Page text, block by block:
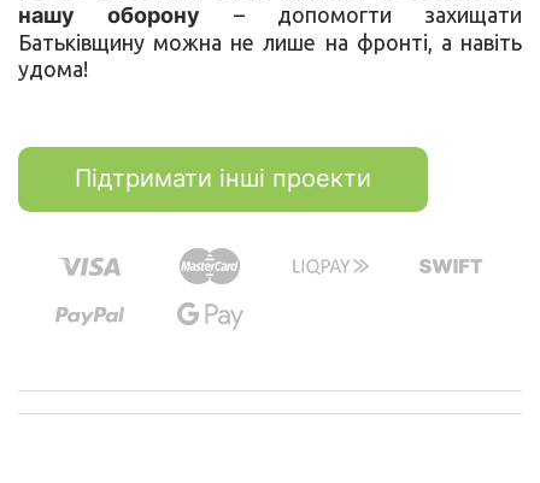
нашу оборону – допомогти захищати
Батьківщину можна не лише на фронті, а навіть
удома!
Підтримати інші проекти